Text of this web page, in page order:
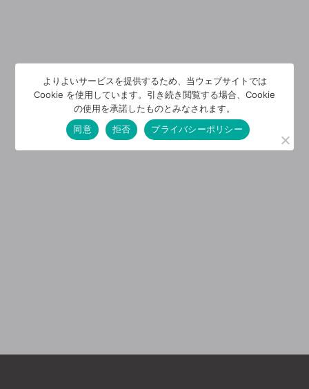
よりよいサービスを提供するため、当ウェブサイトでは
Cookie を使用しています。引き続き閲覧する場合、Cookie
の使用を承諾したものとみなされます。
同意
拒否 プライバシーポリシー